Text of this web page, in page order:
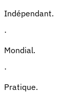
Indépendant.
·
Mondial.
·
Pratique.